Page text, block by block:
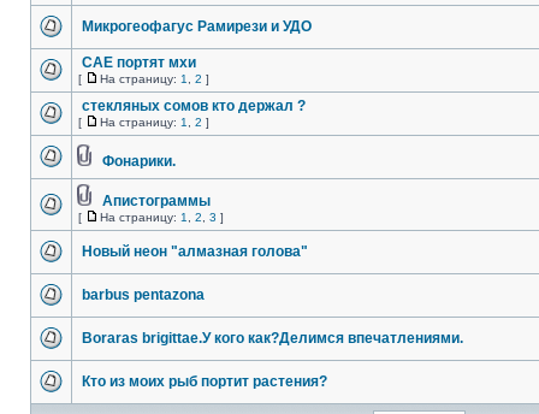
Микрогеофагус Рамирези и УДО
САЕ портят мхи
[ На страницу: 1 2 ]
стекляных сомов кто держал ?
[ На страницу: 1 2 ]
Фонарики.
Апистограммы
[ На страницу: 1 2 3 ]
Новый неон "алмазная голова"
barbus pentazona
Boraras brigittae.У кого как?Делимся впечатлениями.
Кто из моих рыб портит растения?